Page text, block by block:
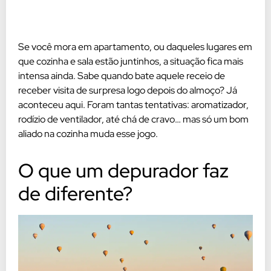
Se você mora em apartamento, ou daqueles lugares em
que cozinha e sala estão juntinhos, a situação fica mais
intensa ainda. Sabe quando bate aquele receio de
receber visita de surpresa logo depois do almoço? Já
aconteceu aqui. Foram tantas tentativas: aromatizador,
rodízio de ventilador, até chá de cravo… mas só um bom
aliado na cozinha muda esse jogo.
O que um depurador faz
de diferente?